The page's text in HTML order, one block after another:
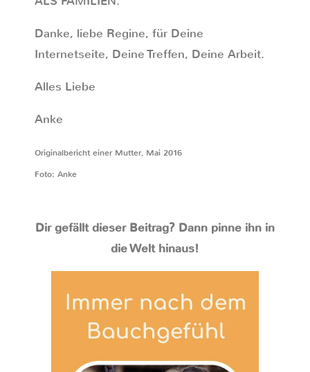
Danke, liebe Regine, für Deine
Internetseite, Deine Treffen, Deine Arbeit.
Alles Liebe
Anke
Originalbericht einer Mutter, Mai 2016
Foto: Anke
Dir gefällt dieser Beitrag? Dann pinne ihn in
die Welt hinaus!